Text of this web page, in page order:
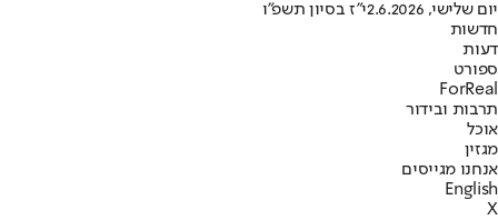
יום שלישי, 2.6.2026
י"ז בסיון תשפ"ו
חדשות
דעות
ספורט
ForReal
תרבות ובידור
אוכל
מגזין
אנחנו מגייסים
English
X